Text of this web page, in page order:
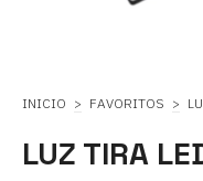
INICIO > FAVORITOS >
LUZ TIRA